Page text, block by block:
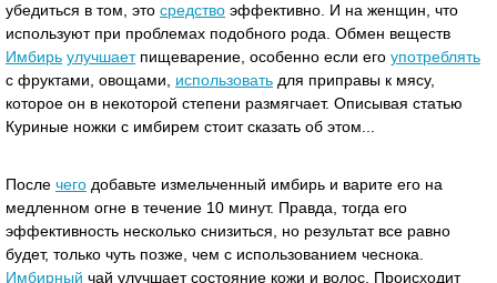
убедиться в том, это средство эффективно. И на женщин, что
используют при проблемах подобного рода. Обмен веществ
Имбирь улучшаетпищеварение, особенно если его употреблять
с фруктами, овощами, использовать для приправы к мясу,
которое он в некоторой степени размягчает. Описывая статью
Куриные ножки с имбирем стоит сказать об этом...
После чего добавьте измельченный имбирь и варите его на
медленном огне в течение 10 минут. Правда, тогда его
эффективность несколько снизиться, но результат все равно
будет, только чуть позже, чем с использованием чеснока.
Имбирный чай улучшает состояние кожи и волос. Происходит